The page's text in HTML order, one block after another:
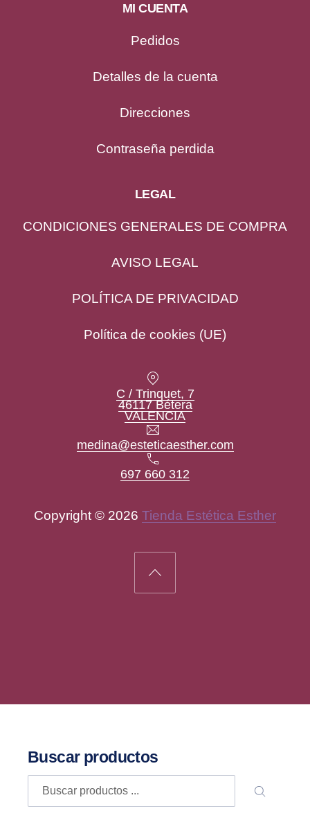
MI CUENTA
Pedidos
Detalles de la cuenta
Direcciones
Contraseña perdida
LEGAL
CONDICIONES GENERALES DE COMPRA
AVISO LEGAL
POLÍTICA DE PRIVACIDAD
Política de cookies (UE)
C / Trinquet, 7
46117 Bétera
VALENCIANew Window
Email
medina@esteticaesther.com
Teléfono
697 660 312
Copyright © 2026 Tienda Estética Esther
Back to Top
Buscar productos
Buscar
BUSCAR